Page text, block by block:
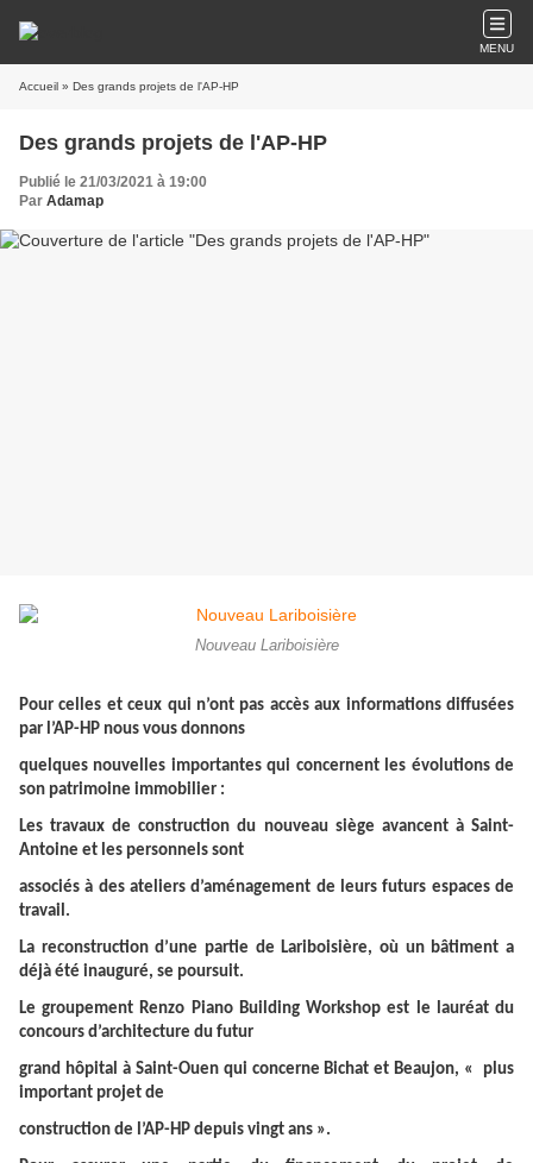
MENU
Accueil » Des grands projets de l'AP-HP
Des grands projets de l'AP-HP
Publié le 21/03/2021 à 19:00
Par Adamap
Nouveau Lariboisière
Pour celles et ceux qui n’ont pas accès aux informations diffusées
par l’AP-HP nous vous donnons
quelques nouvelles importantes qui concernent les évolutions de
son patrimoine immobilier :
Les travaux de construction du nouveau siège avancent à Saint-
Antoine et les personnels sont
associés à des ateliers d’aménagement de leurs futurs espaces de
travail.
La reconstruction d’une partie de Lariboisière, où un bâtiment a
déjà été inauguré, se poursuit.
Le groupement Renzo Piano Building Workshop est le lauréat du
concours d’architecture du futur
grand hôpital à Saint-Ouen qui concerne Bichat et Beaujon, « plus
important projet de
construction de l’AP-HP depuis vingt ans ».